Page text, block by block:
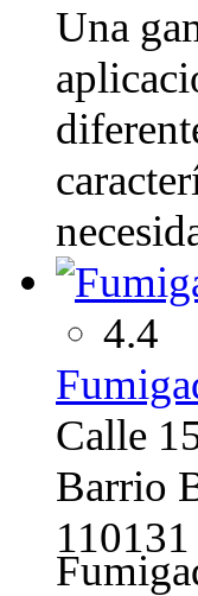
Una
4.4
Calle
Barrio
110131